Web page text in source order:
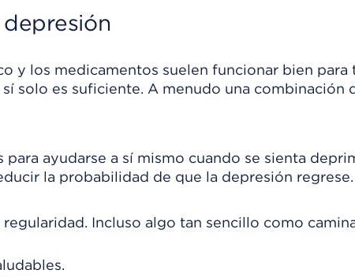
y los medicamentos suelen funcionar bien para
solo es suficiente. A menudo una combinación
para ayudarse a sí mismo cuando se sienta
la probabilidad de que la depresión regrese.
Incluso algo tan sencillo como